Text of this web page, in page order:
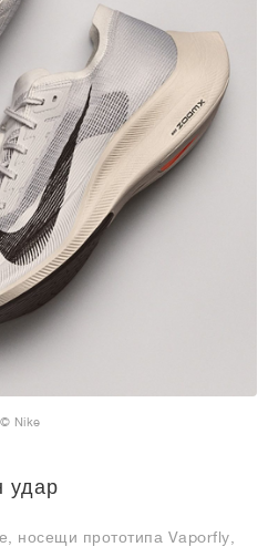
© Nike
удар
носещи прототипа Vaporfly,